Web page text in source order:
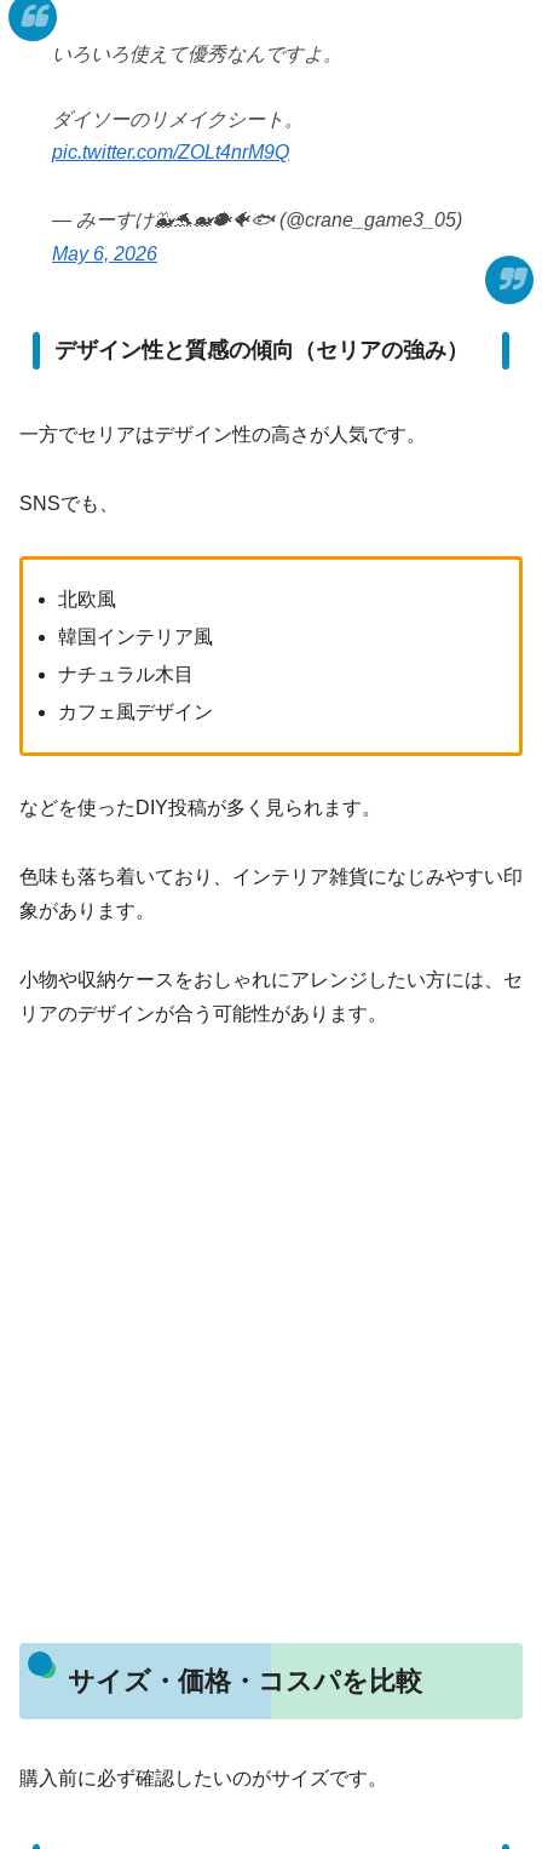
いろいろ使えて優秀なんですよ。
ダイソーのリメイクシート。
pic.twitter.com/ZOLt4nrM9Q
— みーすけ🐳🐬🐋🐡🐠🐟 (@crane_game3_05)
May 6, 2026
デザイン性と質感の傾向（セリアの強み）
一方でセリアはデザイン性の高さが人気です。
SNSでも、
北欧風
韓国インテリア風
ナチュラル木目
カフェ風デザイン
などを使ったDIY投稿が多く見られます。
色味も落ち着いており、インテリア雑貨になじみやすい印
象があります。
小物や収納ケースをおしゃれにアレンジしたい方には、セ
リアのデザインが合う可能性があります。
サイズ・価格・コスパを比較
購入前に必ず確認したいのがサイズです。